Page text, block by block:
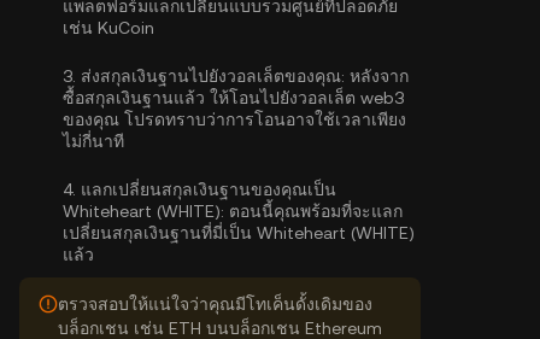
แพลตฟอร์มแลกเปลี่ยนแบบรวมศูนย์ที่ปลอดภัย
เช่น KuCoin
3. ส่งสกุลเงินฐานไปยังวอลเล็ตของคุณ: หลังจาก
ซื้อสกุลเงินฐานแล้ว ให้โอนไปยังวอลเล็ต web3
ของคุณ โปรดทราบว่าการโอนอาจใช้เวลาเพียง
ไม่กี่นาที
4. แลกเปลี่ยนสกุลเงินฐานของคุณเป็น
Whiteheart (WHITE): ตอนนี้คุณพร้อมที่จะแลก
เปลี่ยนสกุลเงินฐานที่มี่เป็น Whiteheart (WHITE)
แล้ว
ตรวจสอบให้แน่ใจว่าคุณมีโทเค็นดั้งเดิมของ
บล็อกเชน เช่น ETH บนบล็อกเชน Ethereum